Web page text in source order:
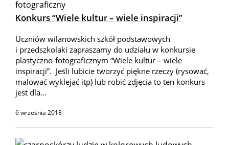
Konkurs “Wiele kultur – wiele inspiracji”
Uczniów wilanowskich szkół podstawowych
i przedszkolaki zapraszamy do udziału w konkursie
plastyczno-fotograficznym “Wiele kultur – wiele
inspiracji”. Jeśli lubicie tworzyć piękne rzeczy (rysować,
malować wyklejać itp) lub robić zdjęcia to ten konkurs
jest dla…
6 września 2018